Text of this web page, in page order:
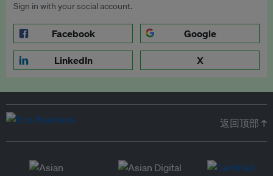
Sign in with your social account.
Facebook Google
LinkedIn X
返回顶部 ↑